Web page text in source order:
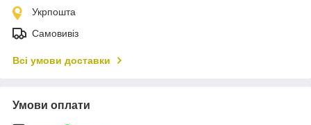
Укрпошта
Самовивіз
Всі умови доставки
Умови оплати